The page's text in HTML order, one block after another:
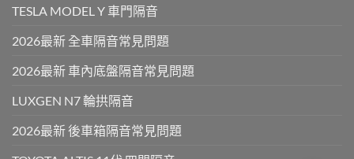
TESLA MODEL Y 車門隔音
2026最新 全車隔音常見問題
2026最新 車內底盤隔音常見問題
LUXGEN N7 輪拱隔音
2026最新 後車箱隔音常見問題